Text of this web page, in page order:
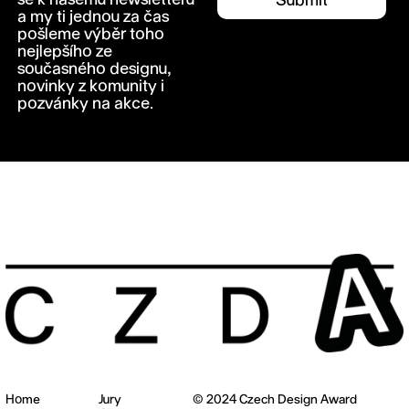
a my ti jednou za čas
pošleme výběr toho
nejlepšího ze
současného designu,
novinky z komunity i
pozvánky na akce.
Home
Jury
© 2024 Czech Design Award